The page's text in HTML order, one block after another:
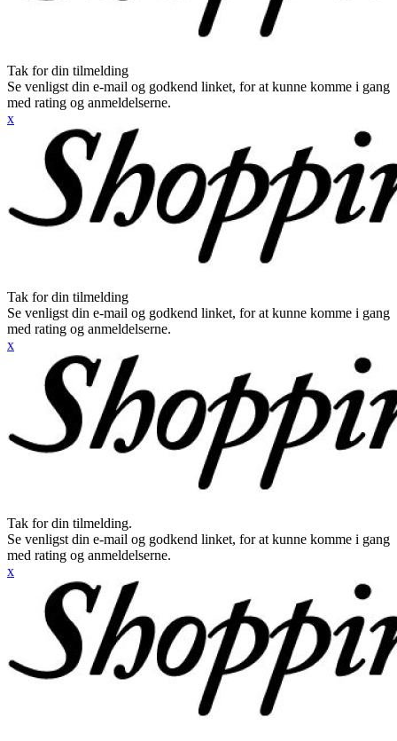
Tak for din tilmelding
Se venligst din e-mail og godkend linket, for at kunne komme i gang
med rating og anmeldelserne.
x
Tak for din tilmelding
Se venligst din e-mail og godkend linket, for at kunne komme i gang
med rating og anmeldelserne.
x
Tak for din tilmelding.
Se venligst din e-mail og godkend linket, for at kunne komme i gang
med rating og anmeldelserne.
x